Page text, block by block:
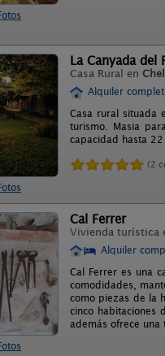
La Canyada del
Casa Rural en
Alquiler
Casa rural situada
turismo. Masia
capacidad hasta 22
(2
Cal Ferrer
Vivienda turística
Alquiler
Cal Ferrer es una
comodidades,
como piezas de la
cinco habitaciones
además ofrece una